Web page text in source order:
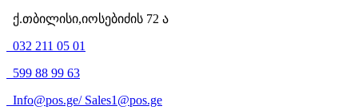
ქ.თბილისი,იოსებიძის 72 ა
032 211 05 01
599 88 99 63
Info@pos.ge/ Sales1@pos.ge